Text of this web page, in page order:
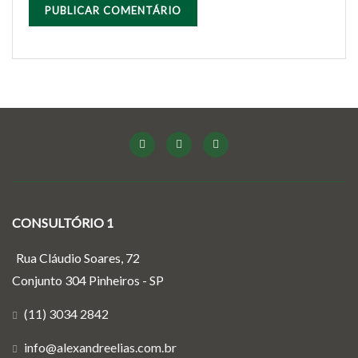
CONSULTÓRIO 1
Rua Cláudio Soares, 72
Conjunto 304 Pinheiros - SP
(11) 3034 2842
info@alexandreelias.com.br